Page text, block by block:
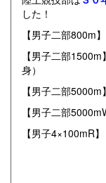
した！
【男子二部
【男子二部
身）
【男子二部
【男子二部
【男子
堀越 俐
金子 大